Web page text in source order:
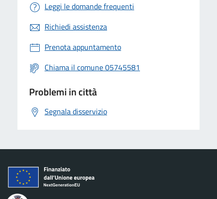
Leggi le domande frequenti
Richiedi assistenza
Prenota appuntamento
Chiama il comune 05745581
Problemi in città
Segnala disservizio